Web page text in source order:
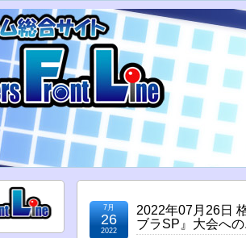
2022年07月26日
ブラSP』大会へ
7月
26
2022